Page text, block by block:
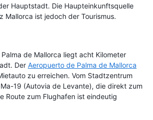
Hauptstadt. Die Haupteinkunftsquelle
Mallorca ist jedoch der Tourismus.
de Mallorca liegt acht Kilometer
Der Aeropuerto de Palma de Mallorca
zu erreichen. Vom Stadtzentrum
19 (Autovia de Levante), die direkt zum
Route zum Flughafen ist eindeutig